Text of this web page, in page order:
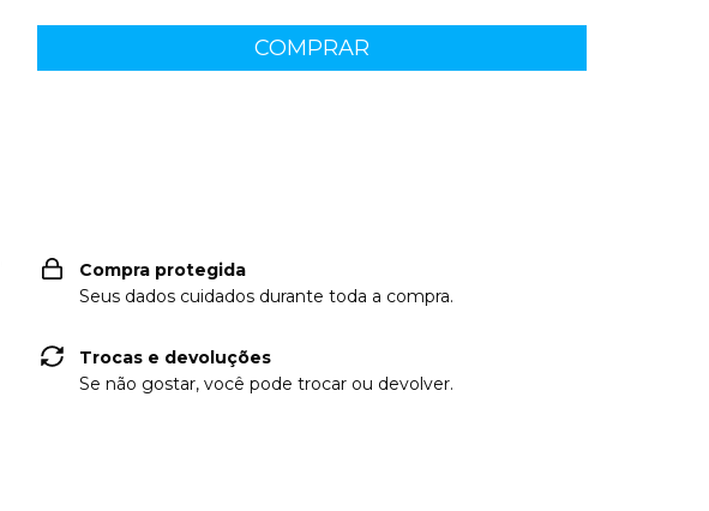
Compra protegida
Seus dados cuidados durante toda a compra.
Trocas e devoluções
Se não gostar, você pode trocar ou devolver.